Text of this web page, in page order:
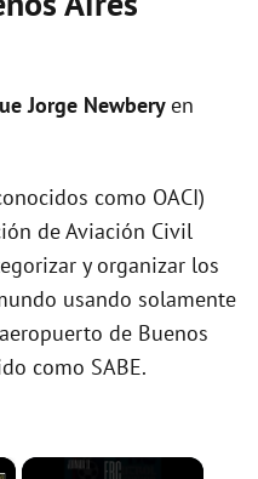
Jorge Newberyen
como OACI)
de Aviación Civil
y organizar los
usando solamente
de Buenos
como SABE.
×